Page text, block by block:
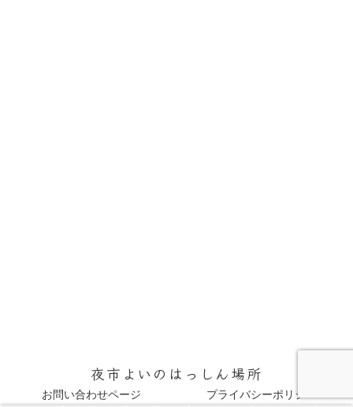
夜市よいのはっしん場所
お問い合わせページ プライバシーポリシー